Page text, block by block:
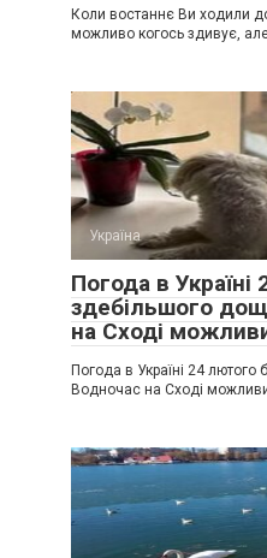
Коли востаннє Ви ходили
можливо когось здивує, але
Україна
Погода в
здебільшого
на Сході
Погода в Україні 24
Водночас на Сході